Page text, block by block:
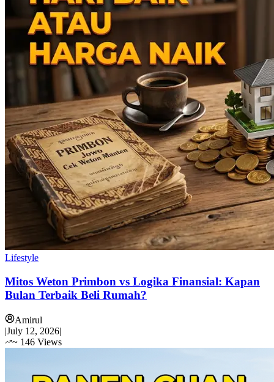
Lifestyle
Mitos Weton Primbon vs Logika Finansial: Kapan
Bulan Terbaik Beli Rumah?
Amirul
|July 12, 2026|
~ 146 Views